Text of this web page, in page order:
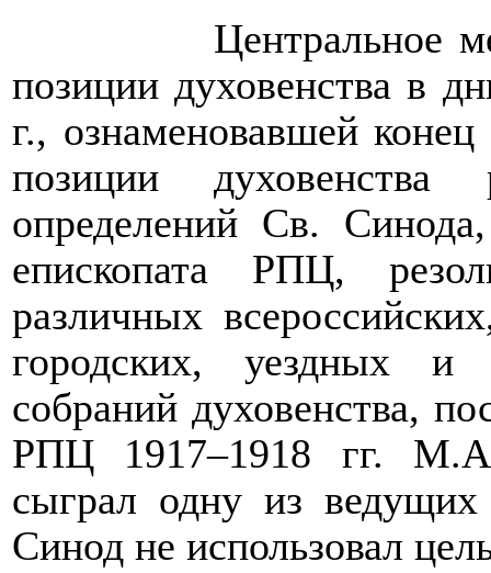
Центральное
позиции духовенства в
г., ознаменовавшей
позиции духовенства
определений Св.
епископата РПЦ,
различных
городских, уездных и
собраний духовенства,
РПЦ 1917–1918 гг.
сыграл одну из
Синод не использовал